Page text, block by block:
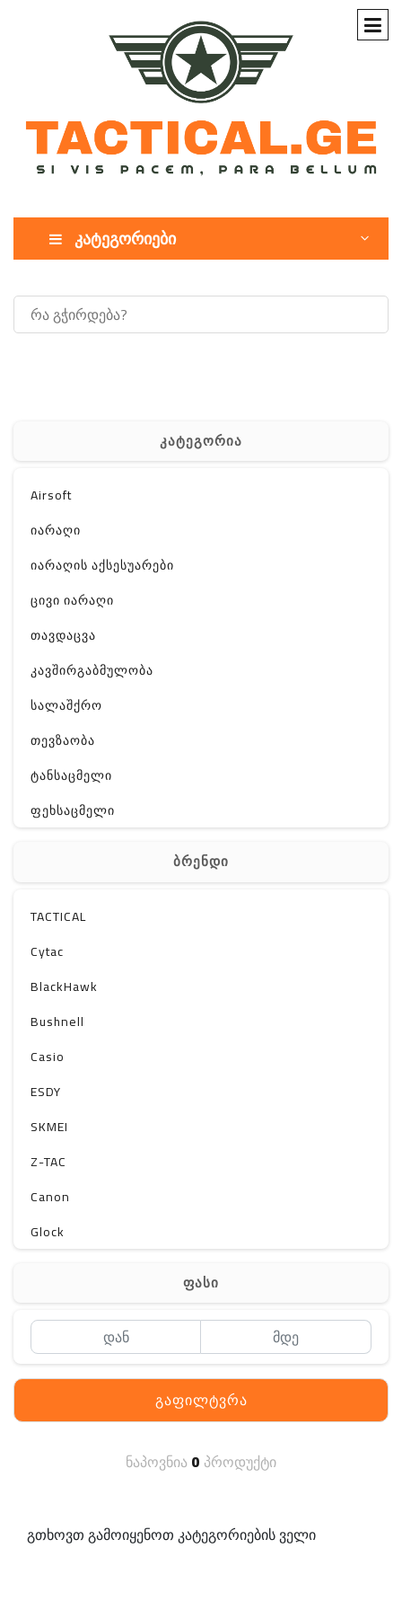
კატეგორიები
კატეგორია
Airsoft
იარაღი
იარაღის აქსესუარები
ცივი იარაღი
თავდაცვა
კავშირგაბმულობა
სალაშქრო
თევზაობა
ტანსაცმელი
ფეხსაცმელი
სხვა
Off-Road
ბრენდი
TACTICAL
Cytac
BlackHawk
Bushnell
Casio
ESDY
SKMEI
Z-TAC
Canon
Glock
Lancer Tactical
SIG SAUER
PENTAGON
ფასი
გაფილტვრა
ნაპოვნია0 პროდუქტი
გთხოვთ გამოიყენოთ კატეგორიების ველი